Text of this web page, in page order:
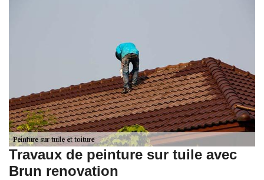
Travaux de peinture sur tuile avec
Brun renovation